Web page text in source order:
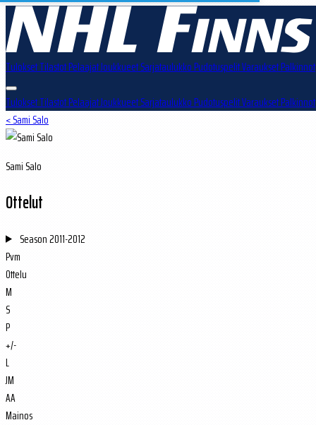
TuloksetTilastotPelaajatJoukkueetSarjataulukkoPudotuspelitVarauksetPalkinnot
TuloksetTilastotPelaajatJoukkueetSarjataulukkoPudotuspelitVarauksetPalkinnot
< Sami Salo
Sami Salo
Ottelut
Season2011-2012
Pvm
Ottelu
M
S
P
+/-
L
JM
AA
Mainos